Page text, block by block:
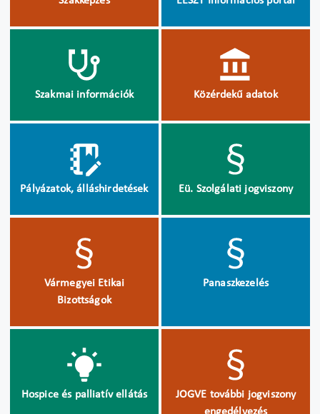
Szakmai információk Közérdekű adatok
Pályázatok, álláshirdetések Eü. Szolgálati jogviszony
Vármegyei Etikai
Bizottságok
Panaszkezelés
Hospice és palliatív ellátás
JOGVE további jogviszony